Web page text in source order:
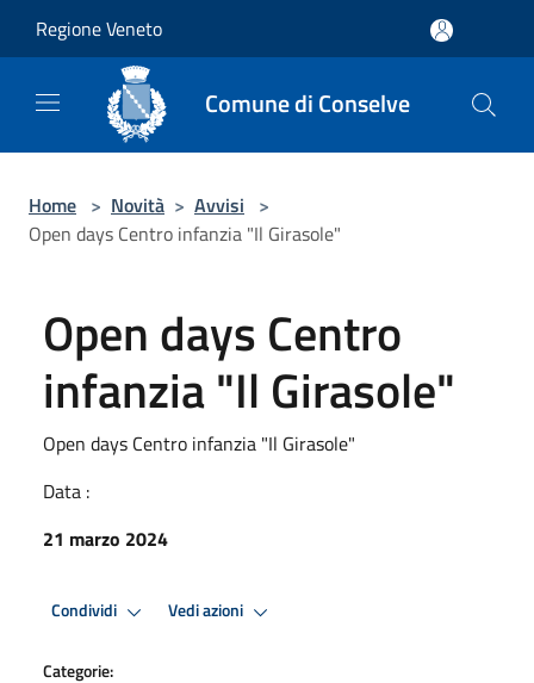
Regione Veneto
Comune di Conselve
Home > Novità > Avvisi >
Open days Centro infanzia "Il Girasole"
Open days Centro
infanzia "Il Girasole"
Open days Centro infanzia "Il Girasole"
Data :
21 marzo 2024
Condividi Vedi azioni
Categorie: